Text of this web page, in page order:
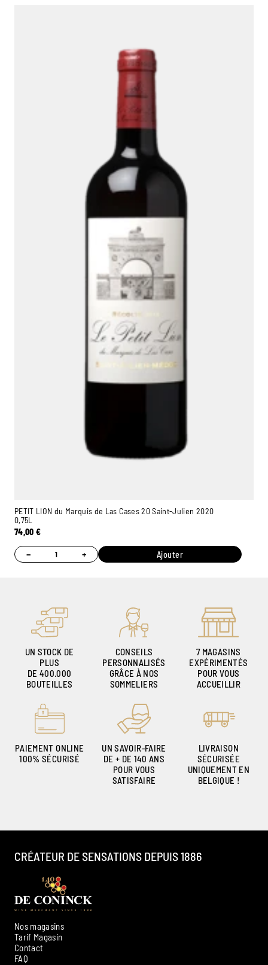
PETIT LION du Marquis de Las Cases 20 Saint-Julien 2020
0,75L
74,00€
− + Ajouter
UN STOCK DE
PLUS
DE 400.000
BOUTEILLES
CONSEILS
PERSONNALISÉS
GRÂCE À NOS
SOMMELIERS
7 MAGASINS
EXPÉRIMENTÉS
POUR VOUS
ACCUEILLIR
PAIEMENT ONLINE
100% SÉCURISÉ
UN SAVOIR-FAIRE
DE + DE 140 ANS
POUR VOUS
SATISFAIRE
LIVRAISON
SÉCURISÉE
UNIQUEMENT EN
BELGIQUE !
Nos magasins
Tarif Magasin
Contact
FAQ
CRÉATEUR DE SENSATIONS DEPUIS 1886